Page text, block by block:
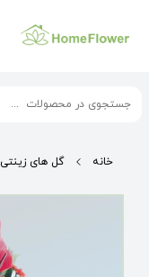
خانه گل های زینتی